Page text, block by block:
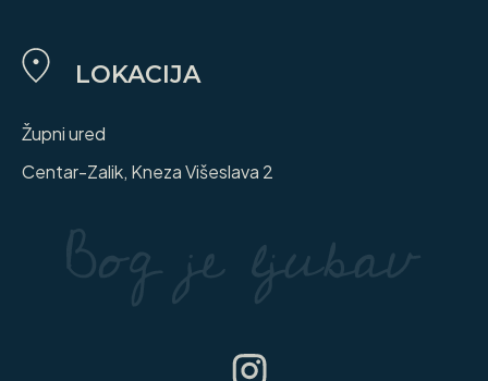
LOKACIJA
Župni ured
Centar-Zalik, Kneza Višeslava 2